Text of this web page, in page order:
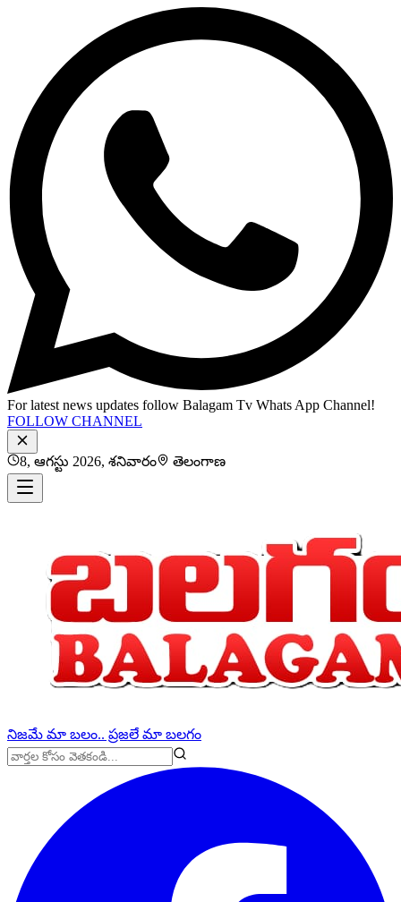
For latest news updates follow Balagam Tv Whats App Channel!
FOLLOW CHANNEL
8, ఆగస్టు 2026, శనివారం తెలంగాణ
నిజమే మా బలం.. ప్రజలే మా బలగం